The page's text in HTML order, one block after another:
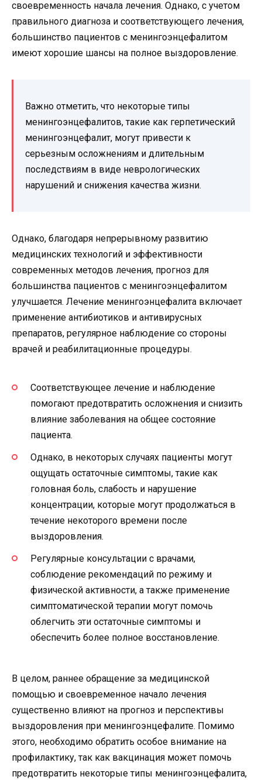
своевременность начала лечения. Однако, с учетом
правильного диагноза и соответствующего лечения,
большинство пациентов с менингоэнцефалитом
имеют хорошие шансы на полное выздоровление.
Важно отметить, что некоторые типы
менингоэнцефалитов, такие как герпетический
менингоэнцефалит, могут привести к
серьезным осложнениям и длительным
последствиям в виде неврологических
нарушений и снижения качества жизни.
Однако, благодаря непрерывному развитию
медицинских технологий и эффективности
современных методов лечения, прогноз для
большинства пациентов с менингоэнцефалитом
улучшается. Лечение менингоэнцефалита включает
применение антибиотиков и антивирусных
препаратов, регулярное наблюдение со стороны
врачей и реабилитационные процедуры.
Соответствующее лечение и наблюдение
помогают предотвратить осложнения и снизить
влияние заболевания на общее состояние
пациента.
Однако, в некоторых случаях пациенты могут
ощущать остаточные симптомы, такие как
головная боль, слабость и нарушение
концентрации, которые могут продолжаться в
течение некоторого времени после
выздоровления.
Регулярные консультации с врачами,
соблюдение рекомендаций по режиму и
физической активности, а также применение
симптоматической терапии могут помочь
облегчить эти остаточные симптомы и
обеспечить более полное восстановление.
В целом, раннее обращение за медицинской
помощью и своевременное начало лечения
существенно влияют на прогноз и перспективы
выздоровления при менингоэнцефалите. Помимо
этого, необходимо обратить особое внимание на
профилактику, так как вакцинация может помочь
предотвратить некоторые типы менингоэнцефалита,